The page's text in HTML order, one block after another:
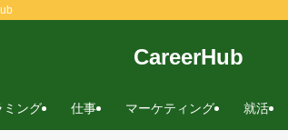
CareerHub
ミング 仕事 マーケティング 就活